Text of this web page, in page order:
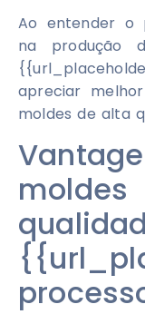
Ao entender o
na produção
apreciar
moldes de alta